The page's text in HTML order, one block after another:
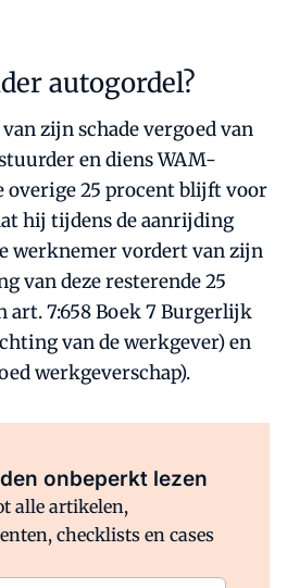
autogordel?
zijn schade vergoed van
en diens WAM-
overige 25 procent blijft voor
hij tijdens de aanrijding
werknemer vordert van zijn
van deze resterende 25
art. 7:658 Boek 7 Burgerlijk
van de werkgever) en
werkgeverschap).
onbeperkt lezen
alle artikelen,
checklists en cases